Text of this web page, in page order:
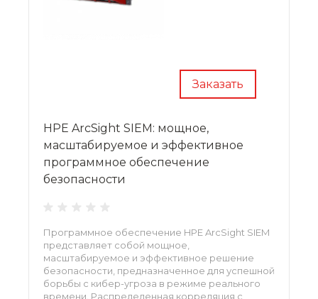
Заказать
HPE ArcSight SIEM: мощное,
масштабируемое и эффективное
программное обеспечение
безопасности
Программное обеспечение HPE ArcSight SIEM
представляет собой мощное,
масштабируемое и эффективное решение
безопасности, предназначенное для успешной
борьбы с кибер-угроза в режиме реального
времени. Распределенная корреляция с